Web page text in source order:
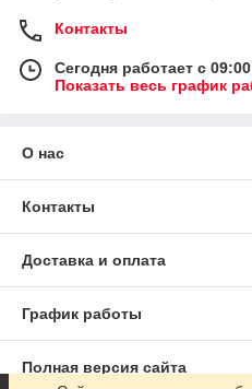
Контакты
Сегодня работает с
Показать весь график
О нас
Контакты
Доставка и оплата
График работы
Полная версия сайта